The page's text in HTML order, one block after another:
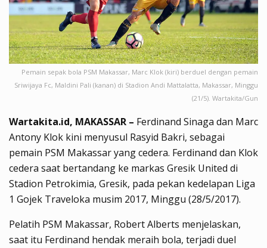
Pemain sepak bola PSM Makassar, Marc Klok (kiri) berduel dengan pemain
Sriwijaya Fc, Maldini Pali (kanan) di Stadion Andi Mattalatta, Makassar, Minggu
(21/5). Wartakita/Gun
Wartakita.id, MAKASSAR – Ferdinand Sinaga dan Marc
Antony Klok kini menyusul Rasyid Bakri, sebagai
pemain PSM Makassar yang cedera. Ferdinand dan Klok
cedera saat bertandang ke markas Gresik United di
Stadion Petrokimia, Gresik, pada pekan kedelapan Liga
1 Gojek Traveloka musim 2017, Minggu (28/5/2017).
Pelatih PSM Makassar, Robert Alberts menjelaskan,
saat itu Ferdinand hendak meraih bola, terjadi duel